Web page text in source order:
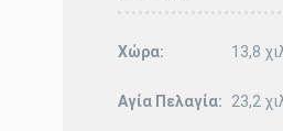
Χώρα: 13,8
Αγία Πελαγία: 23,2